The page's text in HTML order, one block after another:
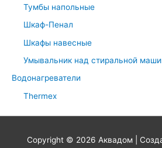
Тумбы напольные
Шкаф-Пенал
Шкафы навесные
Умывальник над стиральной
Водонагреватели
Thermex
Copyright © 2026 Аквадом|